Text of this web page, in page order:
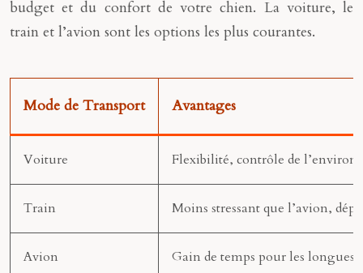
budget et du confort de votre chien. La voiture, le
train et l’avion sont les options les plus courantes.
Mode de Transport Avantages
Voiture Flexibilité, contrôle de
Train Moins stressant que l’avion,
Avion Gain de temps pour les longues